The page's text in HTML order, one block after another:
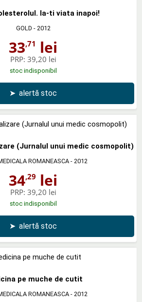
Ia-ti viata inapoi!
GOLD - 2012
33,71 lei
PRP: 39,20 lei
stoc indisponibil
➤ alertă stoc
(Jurnalul unui medic cosmopolit)
ROMANEASCA- 2012
34,29 lei
PRP: 39,20 lei
stoc indisponibil
➤ alertă stoc
pe muche de cutit
ROMANEASCA- 2012